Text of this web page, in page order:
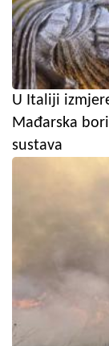
U Italiji
Mađarska
sustava